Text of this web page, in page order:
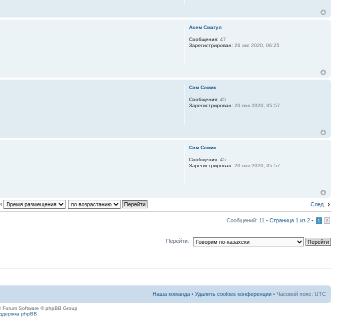
Асем Смагул
Сообщения: 47
Зарегистрирован: 26 авг 2020, 06:25
Сэм Сэмик
Сообщения: 45
Зарегистрирован: 20 янв 2020, 05:57
Сэм Сэмик
Сообщения: 45
Зарегистрирован: 20 янв 2020, 05:57
След.
Сообщений: 11 • Страница 1 из 2 • 1 2
Перейти:
Наша команда • Удалить cookies конференции • Часовой пояс: UTC
Forum Software © phpBB Group
phpBB